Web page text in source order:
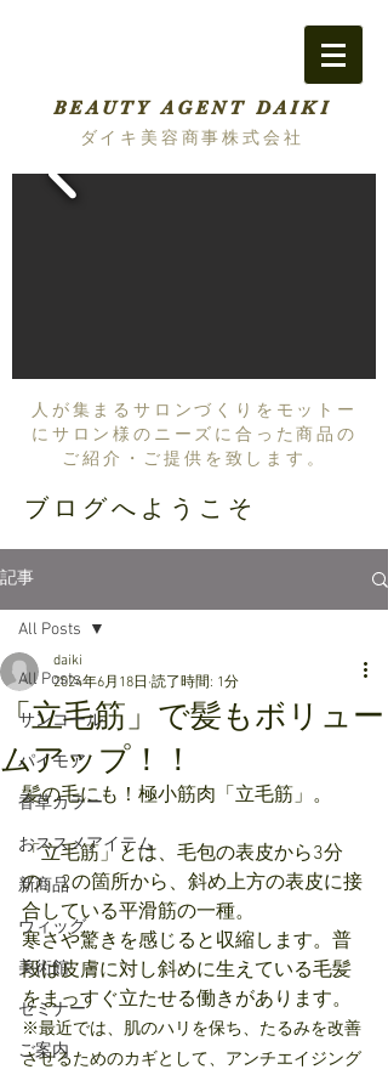
BEAUTY AGENT DAIKI
ダイキ美容商事株式会社
人が集まるサロンづくりをモットー
にサロン様のニーズに合った商品の
ご紹介・ご提供を致します。
ブログへようこそ
記事
All Posts
サンコール
パイモア
香草カラー
おススメアイテム
新商品
ウィッグ
美術館
セミナー
ご案内
All Posts
「立毛筋」で髪もボリュー
ムアップ！！
daiki
2024年6月18日 読了時間: 1分
髪の毛にも！極小筋肉「立毛筋」。
「立毛筋」とは、毛包の表皮から3分
の」2の箇所から、斜め上方の表皮に接
合している平滑筋の一種。
寒さや驚きを感じると収縮します。普
段は皮膚に対し斜めに生えている毛髪
をまっすぐ立たせる働きがあります。
※最近では、肌のハリを保ち、たるみを改善
させるためのカギとして、アンチエイジング